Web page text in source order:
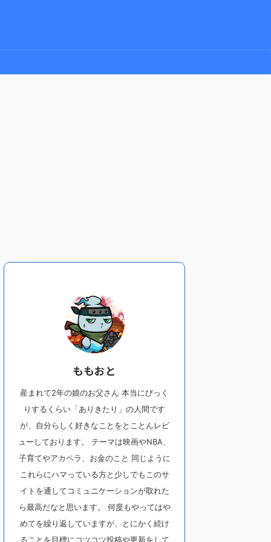
ももおと
産まれて2年の娘のお父さん 本当にびっく
りするくらい「ありきたり」の人間です
が、自分らしく好きなことをとことんレビ
ューしております。 テーマは映画やNBA、
子育てやアカペラ、お金のこと 同じように
これらにハマっている方と少しでもこのサ
イトを通してコミュニケーションが取れた
ら最高だなと思います。 何度もやってはや
めてを繰り返していますが、とにかく続け
ることを目標にコツコツ投稿や更新をして